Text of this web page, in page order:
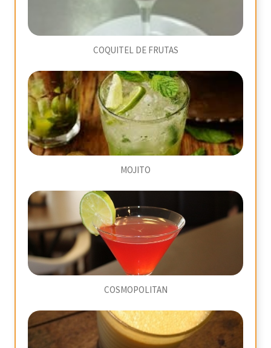
COQUITEL DE FRUTAS
MOJITO
COSMOPOLITAN